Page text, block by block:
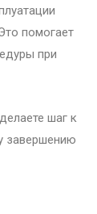
помогает
при
шаг к
завершению